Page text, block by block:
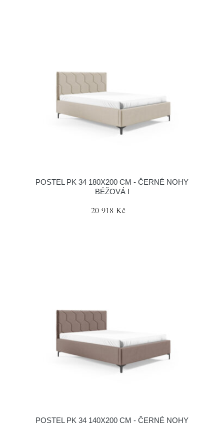
POSTEL PK 34 180X200 CM - ČERNÉ NOHY
BÉŽOVÁ I
20 918 Kč
POSTEL PK 34 140X200 CM - ČERNÉ NOHY